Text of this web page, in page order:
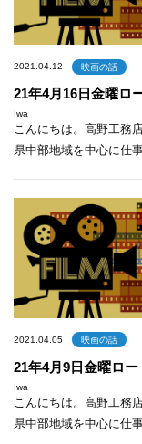
2021.04.12 映画の話
21年4月16日金曜ロ
Iwa
こんにちは。高野工務
県中部地域を中心に仕
2021.04.05 映画の話
21年4月9日金曜ロ
Iwa
こんにちは。高野工務
県中部地域を中心に仕